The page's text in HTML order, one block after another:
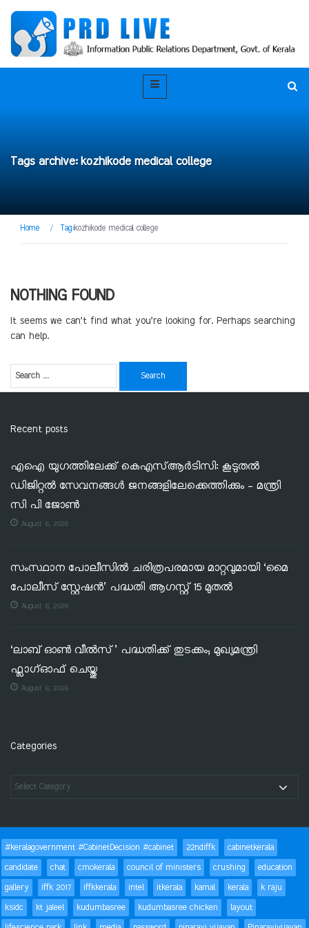
Tags archive: kozhikode medical college
Home / Tag:kozhikode medical college
NOTHING FOUND
It seems we can’t find what you’re looking for. Perhaps searching
can help.
Recent posts
എഐ യുഗത്തിലേക്ക് കെഎസ്ആർടിസി: കൂടുതൽ
ഡിജിറ്റൽ സേവനങ്ങൾ ജനങ്ങളിലേക്കെത്തിക്കും – മന്ത്രി
സി പി ജോൺ
August 6, 2026
സംസ്ഥാന പോലീസിൽ ചരിത്രപരമായ മാറ്റവുമായി ‘മൈ
പോലീസ് സ്റ്റേഷൻ’ പദ്ധതി ആഗസ്റ്റ് 15 മുതൽ
August 6, 2026
‘ലാബ് ഓൺ വീൽസ്’ പദ്ധതിക്ക് തുടക്കം; മുഖ്യമന്ത്രി
ഫ്ലാഗ്ഓഫ് ചെയ്തു
August 6, 2026
Categories
#keralagovernment #CabinetDecision #cabinet 22ndiffk
cabinetkerala
candidate
chat cmokerala council of ministers crushing
education
gallery
iffk 2017 iffkkerala intel itkerala kamal kerala
k raju
ksidc
kt jaleel kudumbasree kudumbasree chicken
layout